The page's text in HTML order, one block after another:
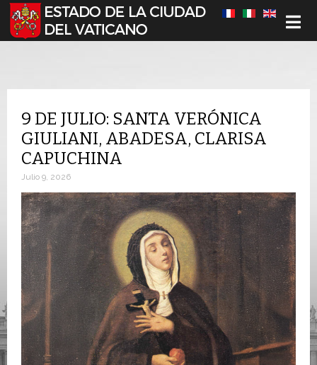
Seleccione su idioma
9 DE JULIO: SANTA VERÓNICA
GIULIANI, ABADESA, CLARISA
CAPUCHINA
Julio 9, 2026